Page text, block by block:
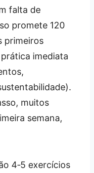
falta de
promete 120
primeiros
imediata
muitos
semana,
4‑5 exercícios